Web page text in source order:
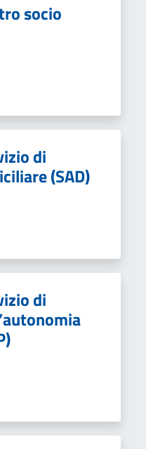
socio
di
(SAD)
di